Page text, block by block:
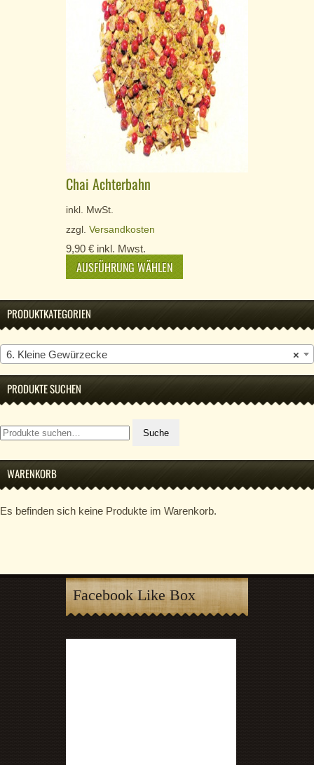
Chai Achterbahn
inkl. MwSt.
zzgl. Versandkosten
9,90 € inkl. Mwst.
AUSFÜHRUNG WÄHLEN
PRODUKTKATEGORIEN
×
6. Kleine Gewürzecke
PRODUKTE SUCHEN
Suche
nach:
Suche
WARENKORB
Es befinden sich keine Produkte im Warenkorb.
Facebook Like Box